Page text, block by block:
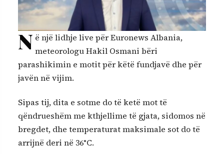
N ë një lidhje live për Euronews Albania,
meteorologu Hakil Osmani bëri
parashikimin e motit për këtë fundjavë dhe për
javën në vijim.
Sipas tij, dita e sotme do të ketë mot të
qëndrueshëm me kthjellime të gjata, sidomos në
bregdet, dhe temperaturat maksimale sot do të
arrijnë deri në 36°C.